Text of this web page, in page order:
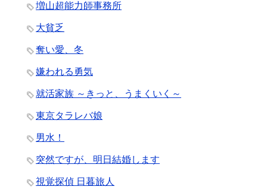
増山超能力師事務所
大貧乏
奪い愛、冬
嫌われる勇気
就活家族 ～きっと、うまくいく～
東京タラレバ娘
男水！
突然ですが、明日結婚します
視覚探偵 日暮旅人